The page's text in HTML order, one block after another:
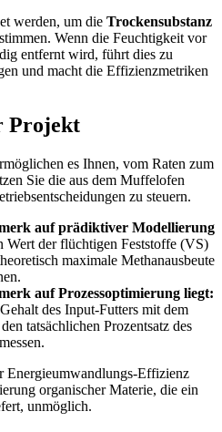
werden, um die Trockensubstanz
Wenn die Feuchtigkeit vor
entfernt wird, führt dies zu
und macht die Effizienzmetriken
Projekt
es Ihnen, vom Raten zum
Sie die aus dem Muffelofen
zu steuern.
auf prädiktiver Modellierung
Wert der flüchtigen Feststoffe (VS)
maximale Methanausbeute
auf Prozessoptimierung liegt:
des Input-Futters mit dem
tatsächlichen Prozentsatz des
Energieumwandlungs-Effizienz
organischer Materie, die ein
unmöglich.